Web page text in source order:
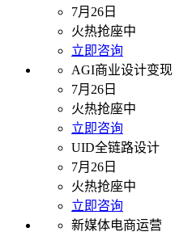
7月26日
火热抢座中
立即咨询
AGI商业设计变现
7月26日
火热抢座中
立即咨询
UID全链路设计
7月26日
火热抢座中
立即咨询
新媒体电商运营